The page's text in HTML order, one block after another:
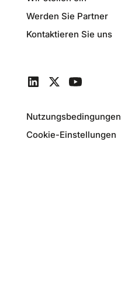
Werden Sie Partner
Kontaktieren Sie uns
Nutzungsbedingungen
Cookie-Einstellungen